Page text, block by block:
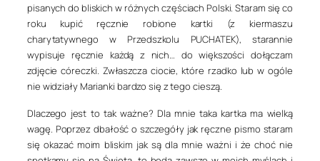
pisanych do bliskich w różnych częściach Polski. Staram się co
roku kupić ręcznie robione kartki (z kiermaszu
charytatywnego w Przedszkolu PUCHATEK), starannie
wypisuje ręcznie każdą z nich… do większości dołączam
zdjęcie córeczki. Zwłaszcza ciocie, które rzadko lub w ogóle
nie widziały Marianki bardzo się z tego cieszą.
Dlaczego jest to tak ważne? Dla mnie taka kartka ma wielką
wagę. Poprzez dbałość o szczegóły jak ręczne pismo staram
się okazać moim bliskim jak są dla mnie ważni i że choć nie